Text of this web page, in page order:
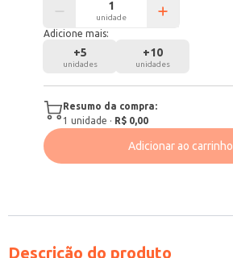
unidade
Adicione mais:
+5
unidades
+10
unidades
Resumo da compra:
1 unidade · R$ 0,00
Adicionar ao carrinho
Descrição do produto